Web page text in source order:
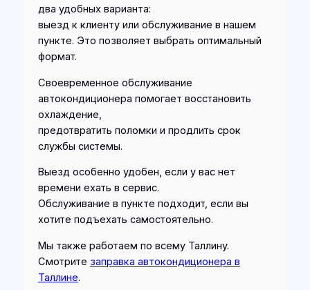
два удобных варианта:
выезд к клиенту или обслуживание в нашем
пункте. Это позволяет выбрать оптимальный
формат.
Своевременное обслуживание
автокондиционера помогает восстановить
охлаждение,
предотвратить поломки и продлить срок
службы системы.
Выезд особенно удобен, если у вас нет
времени ехать в сервис.
Обслуживание в пункте подходит, если вы
хотите подъехать самостоятельно.
Мы также работаем по всему Таллину.
Смотрите заправка автокондиционера в
Таллине.